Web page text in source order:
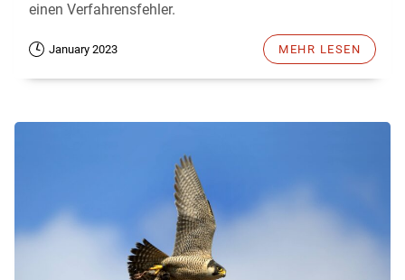
einen Verfahrensfehler.
January 2023 MEHR LESEN